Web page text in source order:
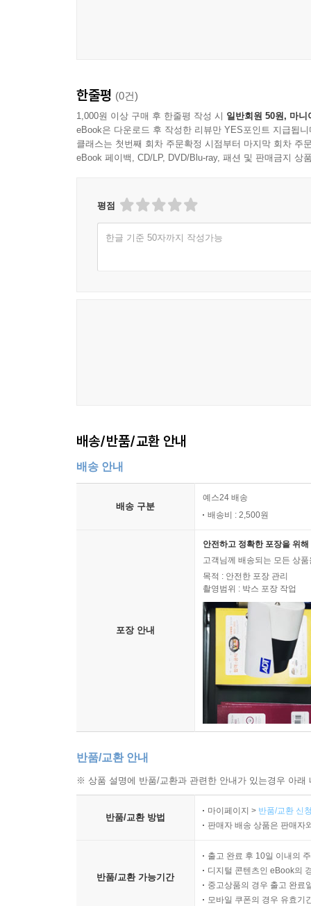
한줄평 (0건)
1,000원 이상 구매 후 한줄평 작성 시 일반회원 50원, 마니
eBook은 다운로드 후 작성한 리뷰만 YES포인트 지급됩니
클래스는 첫번째 회차 주문확정 시점부터 마지막 회차 주
eBook 페이백, CD/LP, DVD/Blu-ray, 패션 및 판매금지 상
평점
한글 기준 50자까지 작성가능
배송/반품/교환 안내
배송 안내
배송 구분
예스24 배송
배송비 : 2,500원
포장 안내
안전하고 정확한 포장을 위
고객님께 배송되는 모든 상
목적 : 안전한 포장 관리
촬영범위 : 박스 포장 작업
반품/교환 안내
※ 상품 설명에 반품/교환과 관련한 안내가 있는경우 아
반품/교환 방법
마이페이지 > 반품/교환 신
판매자 배송 상품은 판매자
반품/교환 가능기간
출고 완료 후 10일 이내의
디지털 콘텐츠인 eBook의
중고상품의 경우 출고 완료
모바일 쿠폰의 경우 유효기